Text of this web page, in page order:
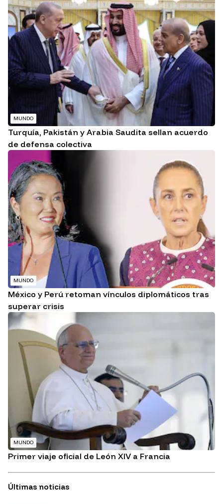
MUNDO
Turquía, Pakistán y Arabia Saudita sellan acuerdo
de defensa colectiva
MUNDO
México y Perú retoman vínculos diplomáticos tras
superar crisis
MUNDO
Primer viaje oficial de León XIV a Francia
Últimas noticias